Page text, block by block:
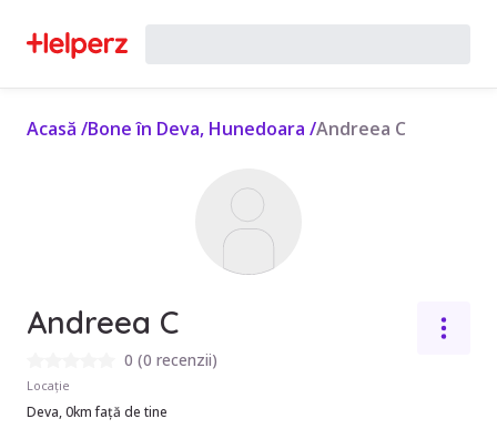
Acasă /Bone în Deva, Hunedoara /Andreea C
Andreea C
0 (0 recenzii)
Locație
Deva, 0km față de tine